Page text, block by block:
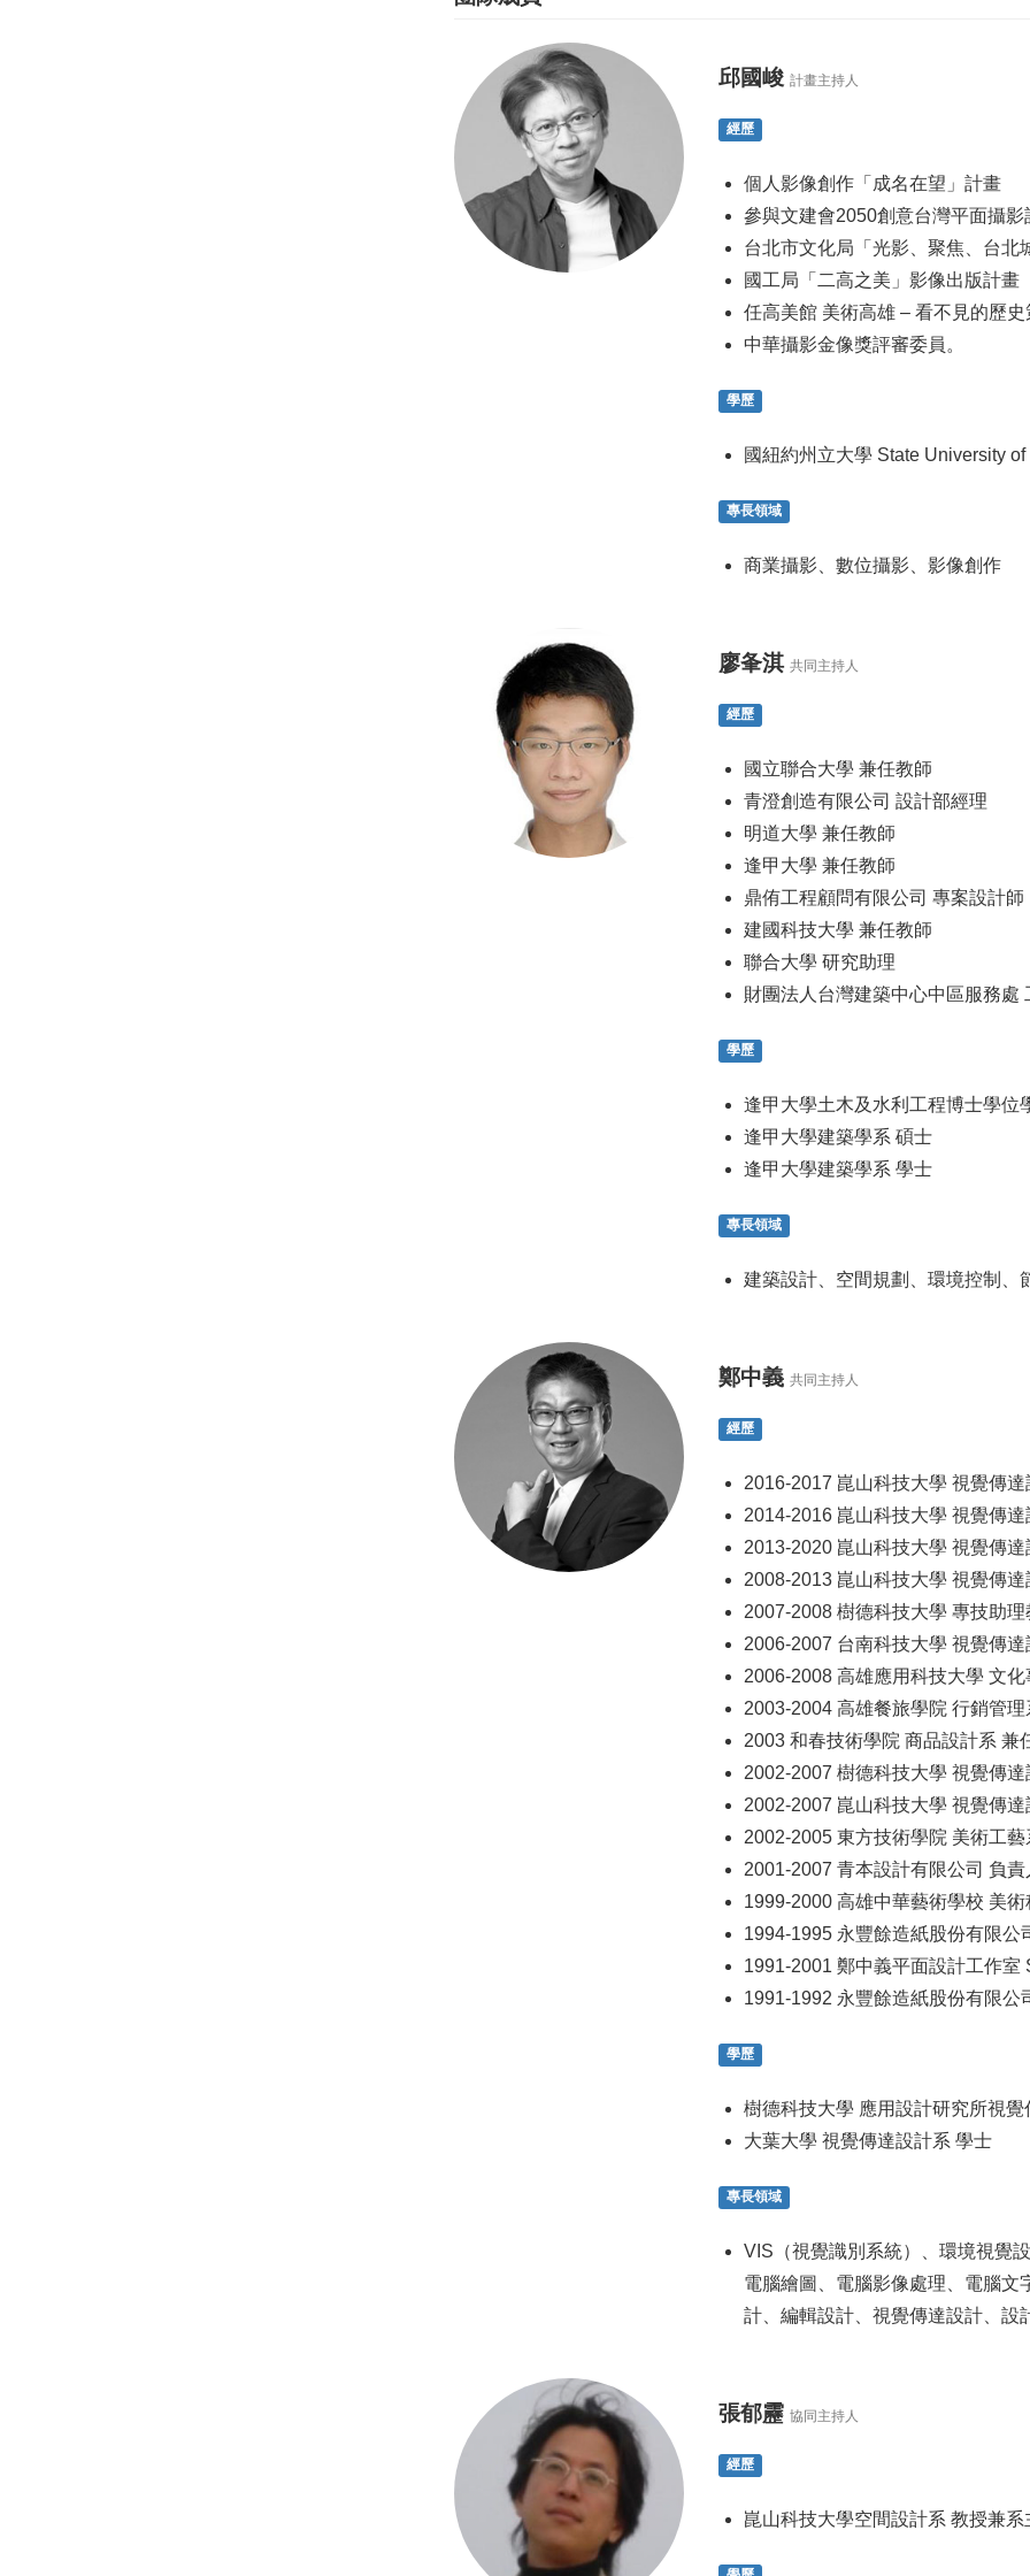
邱國峻 計畫主持人
經歷
個人影像創作「成名在望」計畫
參與文建會2050創意台灣平面攝影
台北市文化局「光影、聚焦、台北
國工局「二高之美」影像出版計畫
任高美館 美術高雄 – 看不見的歷史
中華攝影金像獎評審委員。
學歷
國紐約州立大學 State University
專長領域
商業攝影、數位攝影、影像創作
廖夆淇 共同主持人
經歷
國立聯合大學 兼任教師
青澄創造有限公司 設計部經理
明道大學 兼任教師
逢甲大學 兼任教師
鼎侑工程顧問有限公司 專案設計師
建國科技大學 兼任教師
聯合大學 研究助理
財團法人台灣建築中心中區服務處
學歷
逢甲大學土木及水利工程博士學位
逢甲大學建築學系 碩士
逢甲大學建築學系 學士
專長領域
建築設計、空間規劃、環境控制、
鄭中義 共同主持人
經歷
2016-2017 崑山科技大學 視覺傳
2014-2016 崑山科技大學 視覺傳
2013-2020 崑山科技大學 視覺傳
2008-2013 崑山科技大學 視覺傳
2007-2008 樹德科技大學 專技助理
2006-2007 台南科技大學 視覺傳
2006-2008 高雄應用科技大學 文
2003-2004 高雄餐旅學院 行銷管
2003 和春技術學院 商品設計系 兼
2002-2007 樹德科技大學 視覺傳
2002-2007 崑山科技大學 視覺傳
2002-2005 東方技術學院 美術工
2001-2007 青本設計有限公司 負
1999-2000 高雄中華藝術學校 美
1994-1995 永豐餘造紙股份有限
1991-2001 鄭中義平面設計工作室
1991-1992 永豐餘造紙股份有限
學歷
樹德科技大學 應用設計研究所視
大葉大學 視覺傳達設計系 學士
專長領域
VIS（視覺識別系統）、環境視覺
電腦繪圖、電腦影像處理、電腦
計、編輯設計、視覺傳達設計、設
張郁靂 協同主持人
經歷
崑山科技大學空間設計系 教授兼系